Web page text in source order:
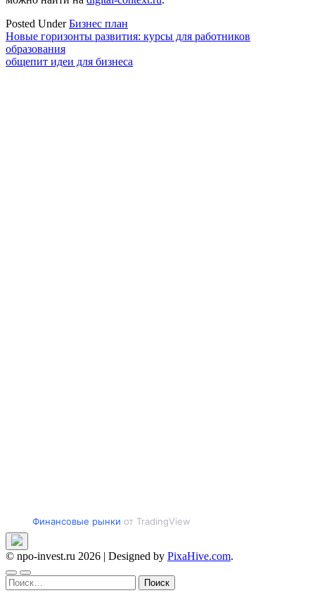
Posted UnderБизнес план
Навигация
по
Новые горизонты развития: курсы для работников
образования
общепит идеи для бизнеса
Финансовые рынки от TradingView
© npo-invest.ru 2026 | Designed by PixaHive.com.
Найти: